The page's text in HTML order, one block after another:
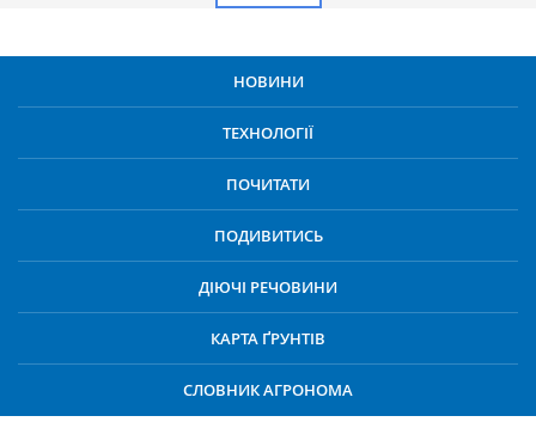
НОВИНИ
ТЕХНОЛОГІЇ
ПОЧИТАТИ
ПОДИВИТИСЬ
ДІЮЧІ РЕЧОВИНИ
КАРТА ҐРУНТІВ
СЛОВНИК АГРОНОМА